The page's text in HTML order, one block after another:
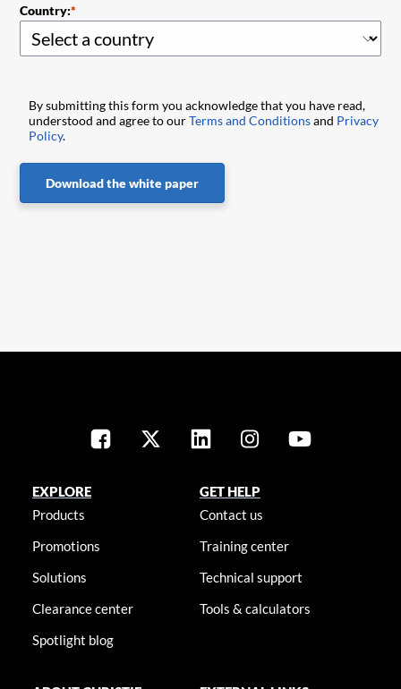
Country:
By submitting this form you acknowledge that you have read,
understood and agree to ourTerms and Conditionsand Privacy
Policy.
Download the white paper
EXPLORE
Products
Promotions
Solutions
Clearance center
Spotlight blog
GET HELP
Contact us
Training center
Technical support
Tools & calculators